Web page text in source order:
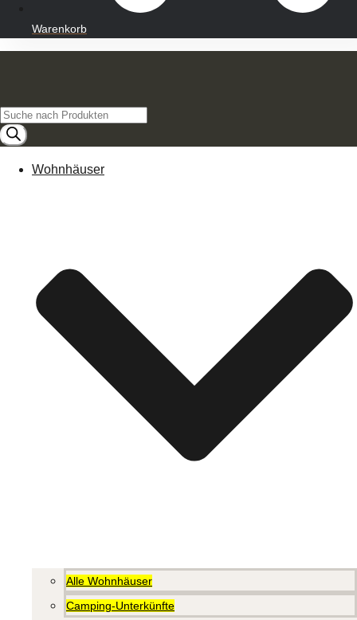
Warenkorb
Products
search
Wohnhäuser
Alle Wohnhäuser
Camping-Unterkünfte